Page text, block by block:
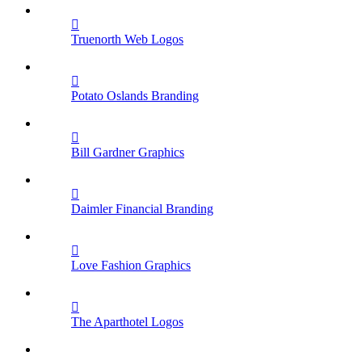
Truenorth Web Logos
Potato Oslands Branding
Bill Gardner Graphics
Daimler Financial Branding
Love Fashion Graphics
The Aparthotel Logos